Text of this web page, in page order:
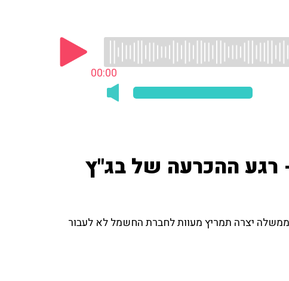
00:00
רגע ההכרעה של בג"ץ
יצרה תמריץ מעוות לחברת החשמל לא לעבור